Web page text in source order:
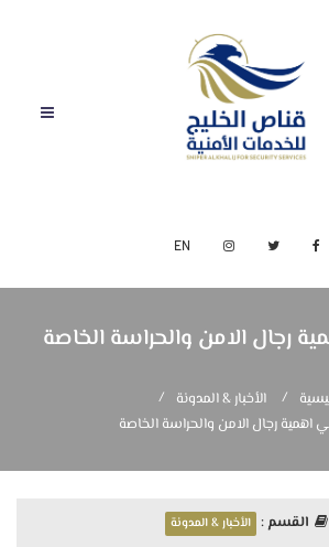
EN
رجال الامن والحراسة الخاصة
الأخبار & المدونة
اهمية رجال الامن والحراسة الخاصة
القسم : الأخبار & المدونة